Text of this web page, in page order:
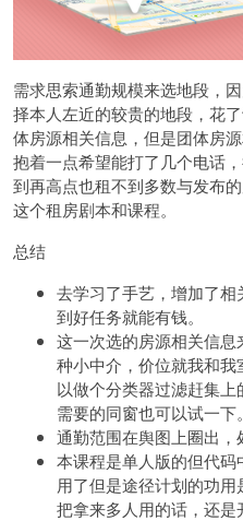
需求思索通勤规模来选地段，
择本人左近的较贵的地段，花
体房源相关信息，但是团体房
抱着一点希望能打了几个电话
到再高点也租不到多数与发布
这个租房剧本和课程。
总结
去学习了手艺，增加了
到好任务就能有钱。
这一次选的房源相关信
种小中介，价位就我和
以做个分类器过滤赶集
需要的同窗也可以试一下。
通勤范围在舆图上圈出
本课程是单人版的但代码
用了但是途径计划的功
把拿来多人用的话，还是